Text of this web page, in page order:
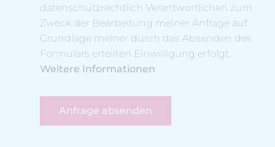
datenschutzrechtlich Verantwortlichen zum
Zweck der Bearbeitung meiner Anfrage auf
Grundlage meiner durch das Absenden des
Formulars erteilten Einwilligung erfolgt.
Weitere Informationen
Anfrage absenden